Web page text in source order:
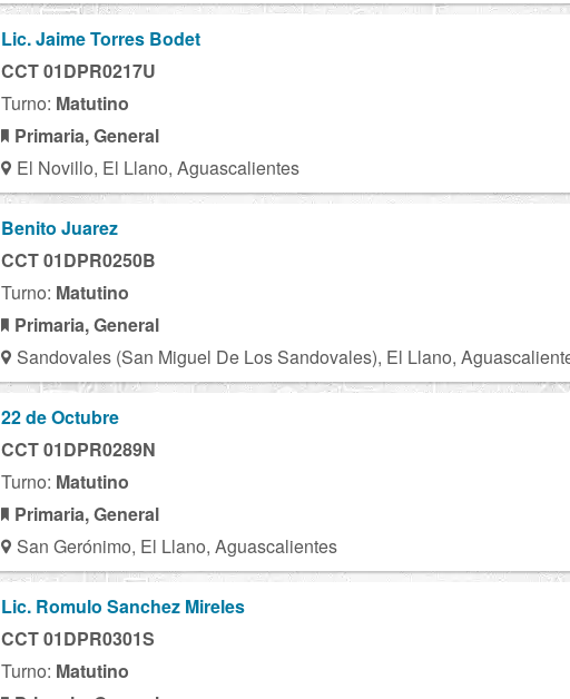
Lic. Jaime Torres Bodet
CCT 01DPR0217U
Turno: Matutino
Primaria, General
El Novillo, El Llano, Aguascalientes
Benito Juarez
CCT 01DPR0250B
Turno: Matutino
Primaria, General
Sandovales (San Miguel De Los Sandovales), El Llano,
22 de Octubre
CCT 01DPR0289N
Turno: Matutino
Primaria, General
San Gerónimo, El Llano, Aguascalientes
Lic. Romulo Sanchez Mireles
CCT 01DPR0301S
Turno: Matutino